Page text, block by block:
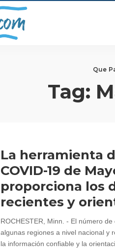
Que
Tag:
La herramienta
COVID-19 de
proporciona los
recientes y
ROCHESTER, Minn. - El número
algunas regiones a nivel nacional y
la información confiable y la